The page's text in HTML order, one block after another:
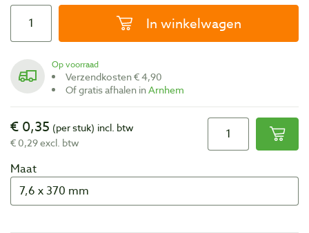
In winkelwagen
Op voorraad
Verzendkosten € 4,90
Of gratis afhalen inArnhem
€ 0,35 (per stuk) incl. btw
€ 0,29 excl. btw
Maat